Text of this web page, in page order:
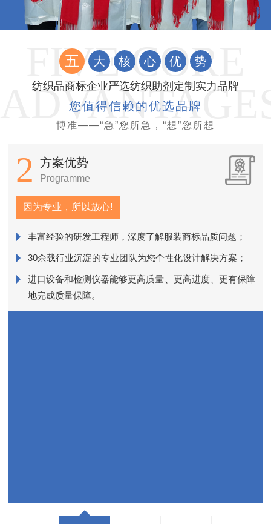
五 大 核 心 优 势
纺织品商标企业严选纺织助剂定制实力品牌
您值得信赖的优选品牌
博准——“急”您所急，“想”您所想
2 方案优势
Programme
因为专业，所以放心!
丰富经验的研发工程师，深度了解服装商标品质问题；
30余载行业沉淀的专业团队为您个性化设计解决方案；
进口设备和检测仪器能够更高质量、更高进度、更有保障
地完成质量保障。